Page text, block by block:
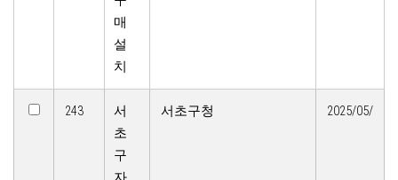
매
설
치
243
서
초
구
서초구청 2025/05/